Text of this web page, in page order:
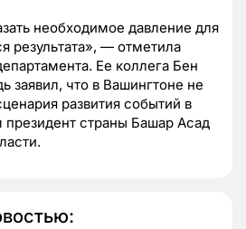
необходимое давление для
результата», — отметила
Ее коллега Бен
заявил, что в Вашингтоне не
развития событий в
страны Башар Асад